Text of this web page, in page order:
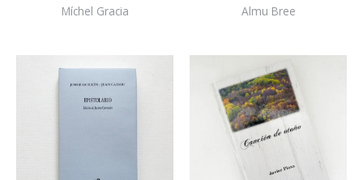
Míchel Gracia
Almu Bree